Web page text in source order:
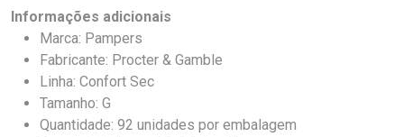
Informações adicionais
Marca: Pampers
Fabricante: Procter & Gamble
Linha: Confort Sec
Tamanho: G
Quantidade: 92 unidades por embalagem